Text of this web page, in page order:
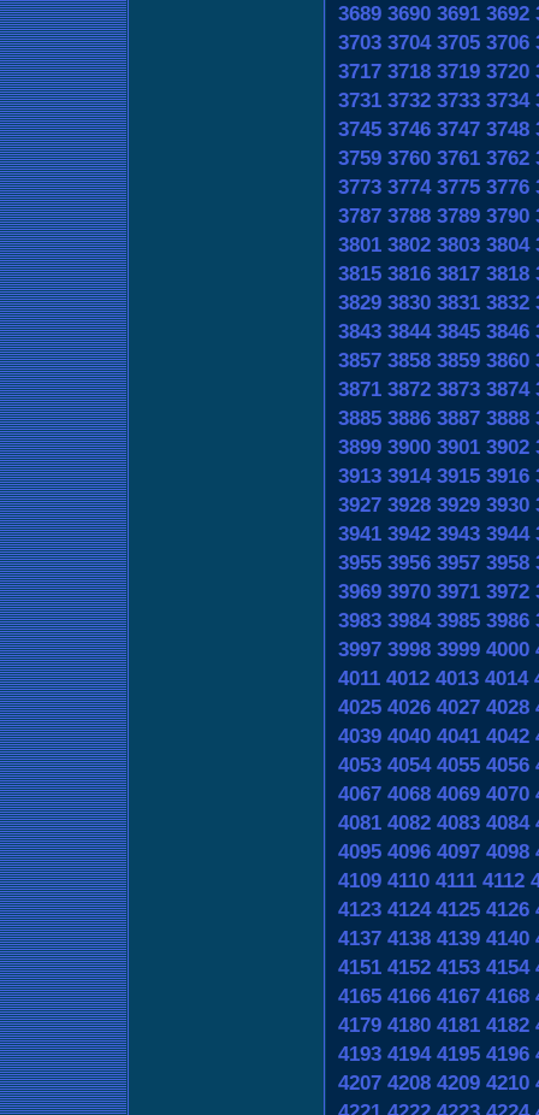
3689 3690 3691 3692
3703 3704 3705 3706
3717 3718 3719 3720
3731 3732 3733 3734
3745 3746 3747 3748
3759 3760 3761 3762
3773 3774 3775 3776
3787 3788 3789 3790
3801 3802 3803 3804
3815 3816 3817 3818
3829 3830 3831 3832
3843 3844 3845 3846
3857 3858 3859 3860
3871 3872 3873 3874
3885 3886 3887 3888
3899 3900 3901 3902
3913 3914 3915 3916
3927 3928 3929 3930
3941 3942 3943 3944
3955 3956 3957 3958
3969 3970 3971 3972
3983 3984 3985 3986
3997 3998 3999 4000
4011 4012 4013 4014
4025 4026 4027 4028
4039 4040 4041 4042
4053 4054 4055 4056
4067 4068 4069 4070
4081 4082 4083 4084
4095 4096 4097 4098
4109 4110 4111 4112
4123 4124 4125 4126
4137 4138 4139 4140
4151 4152 4153 4154
4165 4166 4167 4168
4179 4180 4181 4182
4193 4194 4195 4196
4207 4208 4209 4210